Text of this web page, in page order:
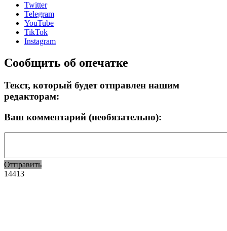
Twitter
Telegram
YouTube
TikTok
Instagram
Сообщить об опечатке
Текст, который будет отправлен нашим
редакторам:
Ваш комментарий (необязательно):
Отправить
14413